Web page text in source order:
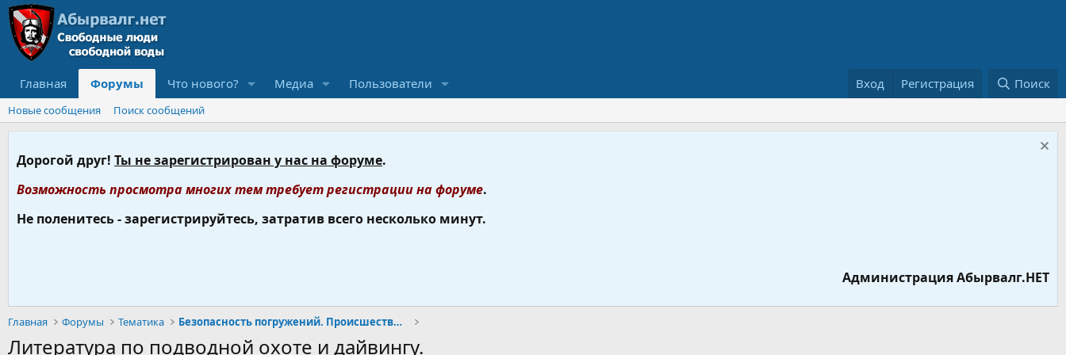
Главная Форумы Что нового? Медиа Пользователи Вход Регистрация Поиск
Новые сообщения Поиск сообщений
Дорогой друг! Ты не зарегистрирован у нас на форуме.
Возможность просмотра многих тем требует регистрации на форуме.
Не поленитесь - зарегистрируйтесь, затратив всего несколько минут.
Администрация Абырвалг.НЕТ
Главная Форумы Тематика Безопасность погружений. Происшествия и их причины
Литература по подводной охоте и дайвингу.